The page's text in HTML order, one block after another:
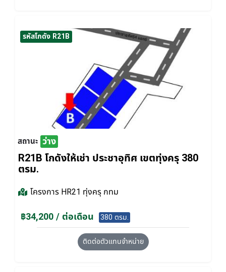
รหัสโกดัง R21B
สถานะ ว่าง
R21B โกดังให้เช่า ประชาอุทิศ เขตทุ่งครุ 380
ตรม.
โครงการ HR21 ทุ่งครุ กทม
฿34,200 / ต่อเดือน 380 ตรม.
ติดต่อตัวแทนจำหน่าย